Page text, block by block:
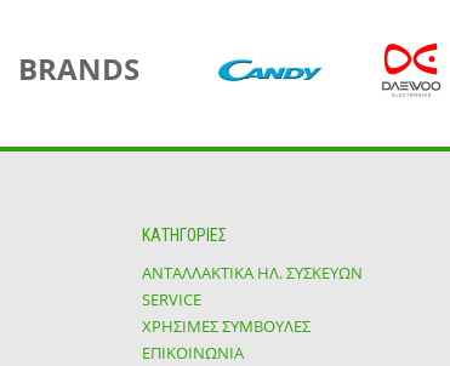
BRANDS
ΚΑΤΗΓΟΡΙΕΣ
ΑΝΤΑΛΛΑΚΤΙΚΑ ΗΛ. ΣΥΣΚΕΥΩΝ
SERVICE
ΧΡΗΣΙΜΕΣ ΣΥΜΒΟΥΛΕΣ
ΕΠΙΚΟΙΝΩΝΙΑ